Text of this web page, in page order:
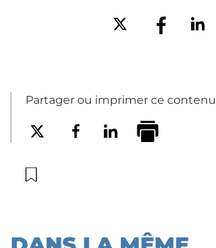
Partager ou imprimer ce contenu